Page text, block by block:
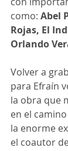
como: Abel
Rojas, El
Orlando
Volver a
para Efraín
la obra que
en el
la enorme
el coautor